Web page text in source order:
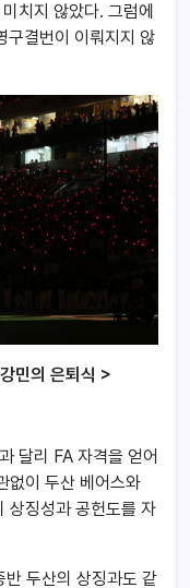
치지 않았다. 그럼에
결번이 이뤄지지 않
민의 은퇴식 >
달리 FA 자격을 얻어
없이 두산 베어스와
상징성과 공헌도를 자
두산의 상징과도 같